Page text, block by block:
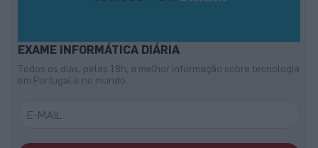
EXAME INFORMÁTICA DIÁRIA
Todos os dias, pelas 18h, a melhor informação sobre tecnologia
em Portugal e no mundo